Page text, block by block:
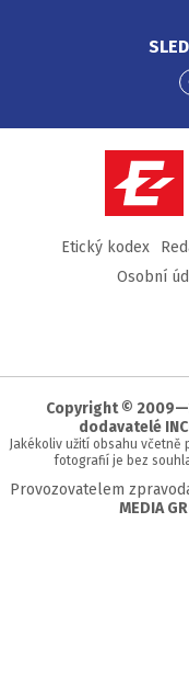
Etický kodex
Osobní
Copyright ©
dodavatelé
Jakékoliv užití obsahu
fotografií je bez
Provozovatelem
MEDIA